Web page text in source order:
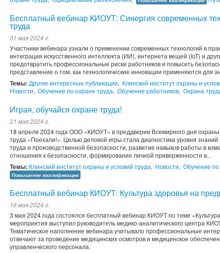
Бесплатный вебинар КИОУТ: Синергия современных
труда
31 мая 2024 г.
Участники вебинара узнали о применении современных технологий в
интеграция искусственного интеллекта (ИИ), интернета вещей (IoT) и
предотвратить профессиональные риски работников и повысить
представление о том, как технологические инновации применяются для
Темы: Другие интересные публикации, Клинский институт охраны и
Новости, Обучение по охране труда, Обучение работников, Охрана
Играя, обучайся охране труда!
21 мая 2024 г.
18 апреля 2024 года ООО «КИОУТ» в преддверии Всемирного дня охраны
труда «Поехали!». Целью деловой игры стала диагностика уровня
труда и производственной безопасности, развитие навыков работы в
отношения к безопасности, формирование личной приверженности в...
Темы: Клинский институт охраны и условий труда, Новости, Обучение
Повышение квалификации
Бесплатный вебинар КИОУТ: Культура здоровья на
16 мая 2024 г.
3 мая 2024 года состоялся бесплатный вебинар КИОУТ по теме
мероприятия выступил руководитель медико-аналитического центра
Тематическое наполнение вебинара учитывало профессиональные
отвечают за проведение медицинских осмотров и медицинское
управленческого персонала.